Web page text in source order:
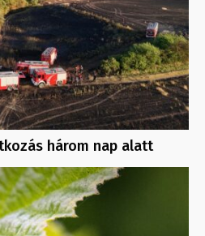
három nap alatt